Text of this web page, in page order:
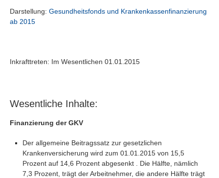
Darstellung: Gesundheitsfonds und Krankenkassenfinanzierung
ab 2015
Inkrafttreten: Im Wesentlichen 01.01.2015
Wesentliche Inhalte:
Finanzierung der GKV
Der allgemeine Beitragssatz zur gesetzlichen
Krankenversicherung wird zum 01.01.2015 von 15,5
Prozent auf 14,6 Prozent abgesenkt . Die Hälfte, nämlich
7,3 Prozent, trägt der Arbeitnehmer, die andere Hälfte trägt